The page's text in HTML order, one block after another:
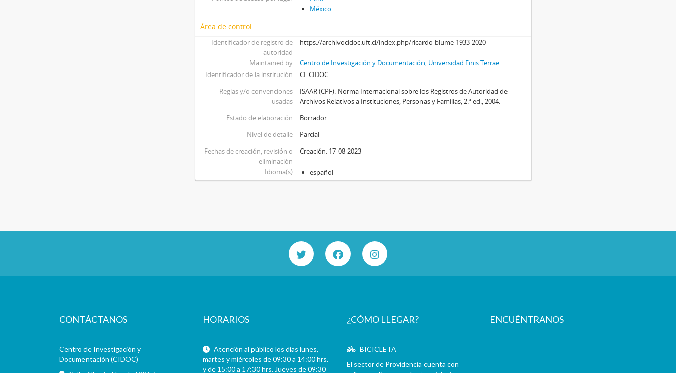
México
Área de control
Identificador de registro de
autoridad
https://archivocidoc.uft.cl/index.php/ricardo-blume-1933-2020
Maintained by
Centro de Investigación y Documentación, Universidad Finis Terrae
Identificador de la institución
CL CIDOC
Reglas y/o convenciones
usadas
ISAAR (CPF). Norma Internacional sobre los Registros de Autoridad de
Archivos Relativos a Instituciones, Personas y Familias, 2.ª ed., 2004.
Estado de elaboración
Borrador
Nivel de detalle
Parcial
Fechas de creación, revisión o
eliminación
Creación: 17-08-2023
Idioma(s) español
CONTÁCTANOS
Centro de Investigación y
Documentación (CIDOC)
HORARIOS
Atención al público los días lunes,
martes y miércoles de 09:30 a 14:00 hrs.
y de 15:00 a 17:30 hrs. Jueves de 09:30
¿CÓMO LLEGAR?
BICICLETA
El sector de Providencia cuenta con
ENCUÉNTRANOS